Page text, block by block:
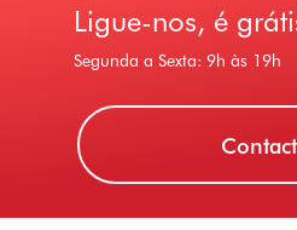
Ligue-nos, é
Segunda a Sexta: 9h às 19h